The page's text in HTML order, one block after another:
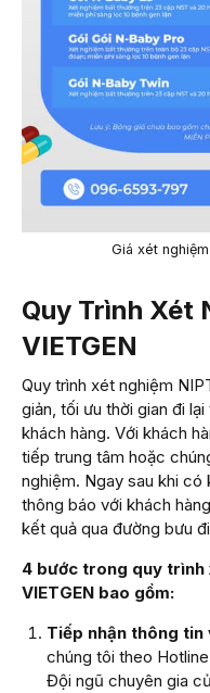
Giá xét
Quy Trình Xét
VIETGEN
Quy trình xét nghiệm
giản, tối ưu thời gian đi
khách hàng. Với khách
tiếp trung tâm hoặc
nghiệm. Ngay sau khi có
thông báo với khách
kết quả qua đường bưu
4 bước trong quy trình
VIETGEN bao gồm:
Tiếp nhận thông tin
chúng tôi theo
Đội ngũ chuyên gia